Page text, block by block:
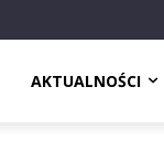
AKTUALNOŚCI